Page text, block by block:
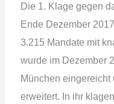
Die 1. Klage gegen
Ende Dezember
3.215 Mandate mit
wurde im Dezember
München
erweitert. In ihr